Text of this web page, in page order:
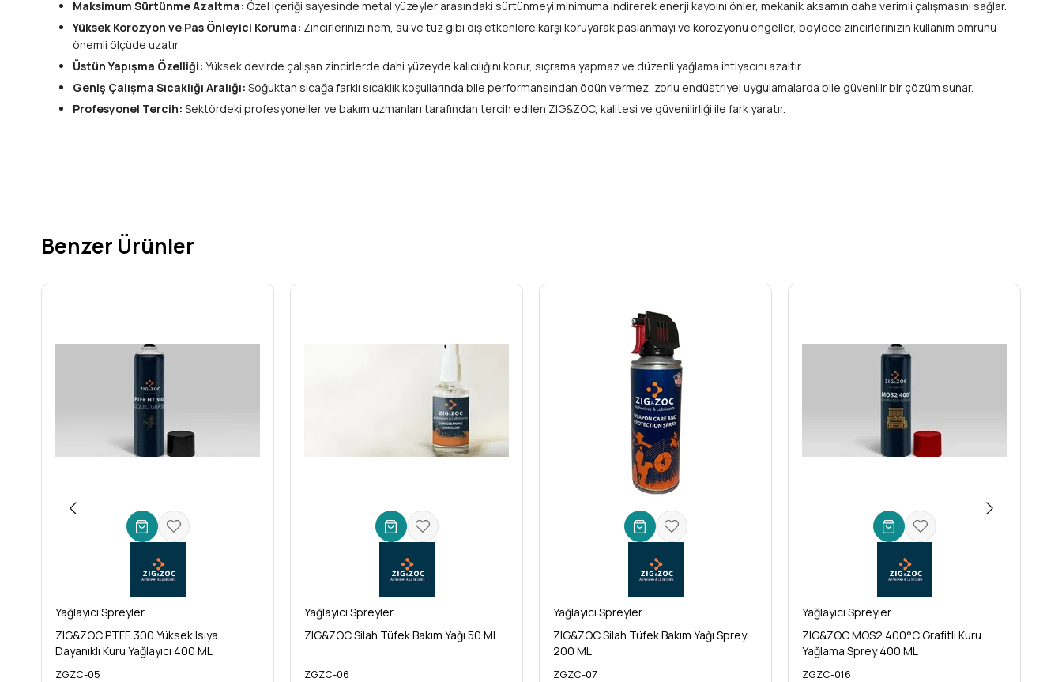
Maksimum Sürtünme Azaltma: Özel içeriği sayesinde metal yüzeyler arasındaki sürtünmeyi minimuma indirerek enerji kaybını önler, mekanik aksamın daha verimli çalışmasını sağlar.
Yüksek Korozyon ve Pas Önleyici Koruma: Zincirlerinizi nem, su ve tuz gibi dış etkenlere karşı koruyarak paslanmayı ve korozyonu engeller, böylece zincirlerinizin kullanım ömrünü
önemli ölçüde uzatır.
Üstün Yapışma Özelliği: Yüksek devirde çalışan zincirlerde dahi yüzeyde kalıcılığını korur, sıçrama yapmaz ve düzenli yağlama ihtiyacını azaltır.
Geniş Çalışma Sıcaklığı Aralığı: Soğuktan sıcağa farklı sıcaklık koşullarında bile performansından ödün vermez, zorlu endüstriyel uygulamalarda bile güvenilir bir çözüm sunar.
Profesyonel Tercih: Sektördeki profesyoneller ve bakım uzmanları tarafından tercih edilen ZIG&ZOC, kalitesi ve güvenilirliği ile fark yaratır.
Benzer Ürünler
Yağlayıcı Spreyler
ZIG&ZOC PTFE 300 Yüksek Isıya
Dayanıklı Kuru Yağlayıcı 400 ML
ZGZC-05
Yağlayıcı Spreyler
ZIG&ZOC Silah Tüfek Bakım Yağı 50 ML
ZGZC-06
Yağlayıcı Spreyler
ZIG&ZOC Silah Tüfek Bakım Yağı Sprey
200 ML
ZGZC-07
Yağlayıcı Spreyler
ZIG&ZOC MOS2 400°C Grafitli Kuru
Yağlama Sprey 400 ML
ZGZC-016